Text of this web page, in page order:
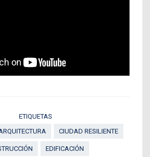
ETIQUETAS
CIUDAD RESILIENTE
EDIFICACIÓN